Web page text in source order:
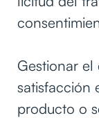
Gestionar el
satisfacción
producto o